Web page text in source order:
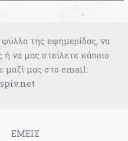
της εφημερίδας, να
να μας στείλετε κάποιο
μαζί μας στο email:
ΕΜΕΙΣ